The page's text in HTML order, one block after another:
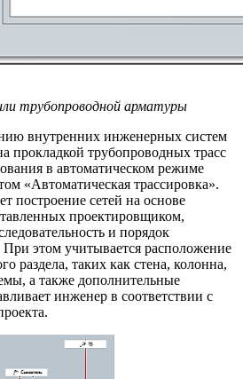
трубопроводной арматуры
внутренних инженерных систем
прокладкой трубопроводных трасс
в автоматическом режиме
«Автоматическая трассировка».
построение сетей на основе
проектировщиком,
и порядок
этом учитывается расположение
раздела, таких как стена, колонна,
а также дополнительные
инженер в соответствии с